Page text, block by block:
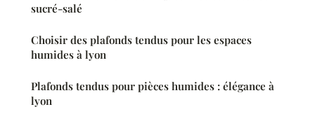
sucré-salé
Choisir des plafonds tendus pour les espaces
humides à lyon
Plafonds tendus pour pièces humides : élégance à
lyon